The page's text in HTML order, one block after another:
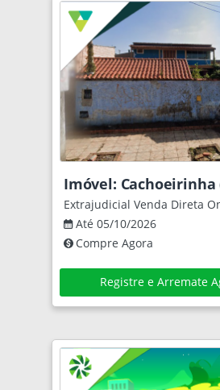
Imóvel: Cachoeirinha
Extrajudicial Venda Direta
Até 05/10/2026
Compre Agora
Registre e Arremate